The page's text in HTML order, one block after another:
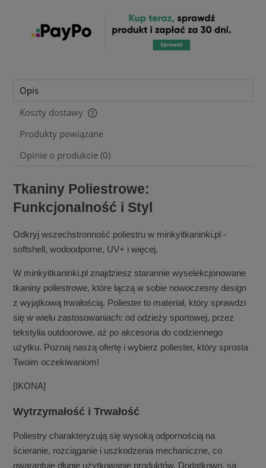
Opis
Koszty dostawy
Cena nie zawiera ewentualnych kosztów płatności
Produkty powiązane
Opinie o produkcie (0)
Tkaniny Poliestrowe:
Funkcjonalność i Styl
Odkryj wszechstronność poliestru w minkyitkaninki.pl -
softshell, wodoodporne, UV+ i więcej.
W minkyitkaninki.pl znajdziesz starannie wyselekcjonowane
tkaniny poliestrowe, które łączą w sobie nowoczesny design
z wyjątkową trwałością. Poliester to materiał, który sprawdzi
się w wielu zastosowaniach: od odzieży sportowej, przez
tekstylia outdoorowe, aż po akcesoria do codziennego
użytku. Poznaj naszą ofertę i wybierz poliester, który sprosta
Twoim oczekiwaniom!
[IKONA]
Wytrzymałość i Trwałość
Poliestry charakteryzują się wysoką odpornością na
ścieranie, rozciąganie i uszkodzenia mechaniczne, co
gwarantuje długie użytkowanie produktów. Dodatkowo, są